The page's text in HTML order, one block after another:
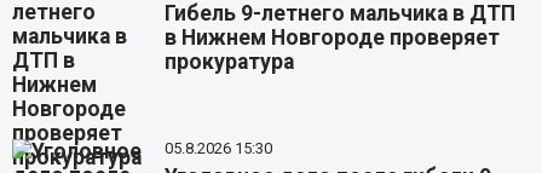
Гибель 9-летнего мальчика в ДТП
в Нижнем Новгороде проверяет
прокуратура
05.8.2026 15:30